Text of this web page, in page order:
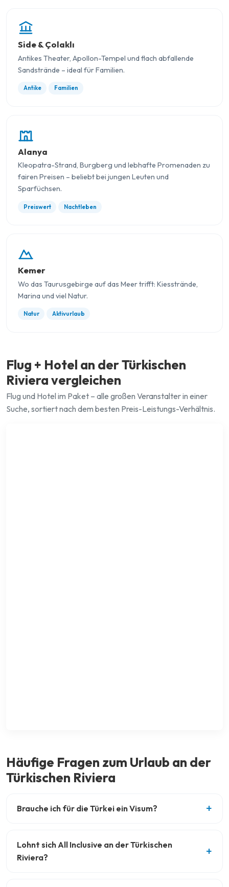
Side & Çolaklı
Antikes Theater, Apollon-Tempel und flach abfallende
Sandstrände – ideal für Familien.
Antike Familien
Alanya
Kleopatra-Strand, Burgberg und lebhafte Promenaden zu
fairen Preisen – beliebt bei jungen Leuten und
Sparfüchsen.
Preiswert Nachtleben
Kemer
Wo das Taurusgebirge auf das Meer trifft: Kiesstrände,
Marina und viel Natur.
Natur Aktivurlaub
Flug + Hotel an der Türkischen
Riviera vergleichen
Flug und Hotel im Paket – alle großen Veranstalter in einer
Suche, sortiert nach dem besten Preis-Leistungs-Verhältnis.
Häufige Fragen zum Urlaub an der
Türkischen Riviera
Brauche ich für die Türkei ein Visum?
Lohnt sich All Inclusive an der Türkischen
Riviera?